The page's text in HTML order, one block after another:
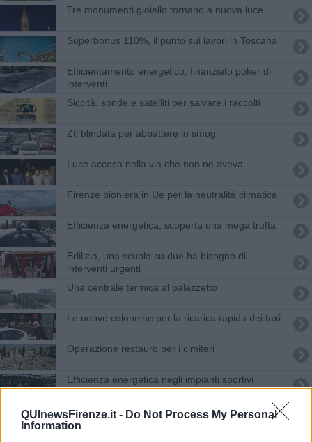
QUInewsFirenze.it - Do Not Process My Personal
Information
Tre monumenti gioiello tornano a nuova luce
Superbonus 110%, il punto sui lavori in Toscana
Efficientamento energetico, finanziato poker di
interventi
Siccità, sonde e satelliti per salvare i raccolti
Ztl blindata per abbattere lo smog
Luce accesa nella via che non ne aveva
Firenze pioniera in Ue per la neutralità climatica
Efficienza energetica, scoperta una mega truffa
Edilizia, una scuola su due ha bisogno di
interventi urgenti
​Una centrale termica al palazzetto
Le nuove colonnine per la ricarica rapida dei taxi
Operazione restauro per i cimiteri
Efficienza energetica negli impianti sportivi
​Città Metropolitana, Nardella detta l'agenda